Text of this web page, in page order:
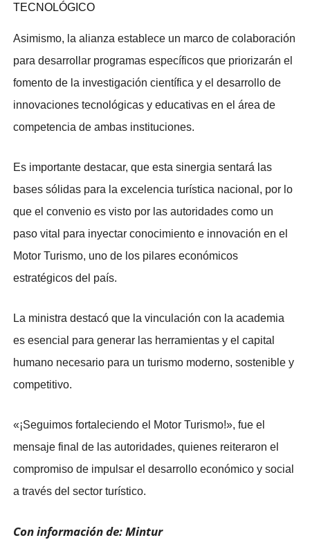
TECNOLÓGICO
​Asimismo, la alianza establece un marco de colaboración
para desarrollar programas específicos que priorizarán el
fomento de la investigación científica y el desarrollo de
innovaciones tecnológicas y educativas en el área de
competencia de ambas instituciones.
Es importante destacar, que esta sinergia sentará las
bases sólidas para la excelencia turística nacional, por lo
que el convenio es visto por las autoridades como un
paso vital para inyectar conocimiento e innovación en el
Motor Turismo, uno de los pilares económicos
estratégicos del país.
La ministra destacó que la vinculación con la academia
es esencial para generar las herramientas y el capital
humano necesario para un turismo moderno, sostenible y
competitivo.
«​¡Seguimos fortaleciendo el Motor Turismo!», fue el
mensaje final de las autoridades, quienes reiteraron el
compromiso de impulsar el desarrollo económico y social
a través del sector turístico.
Con información de: Mintur